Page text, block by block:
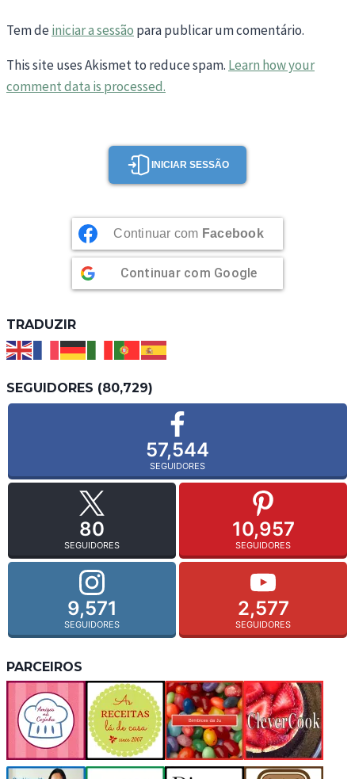
Tem deiniciar a sessão para publicar um comentário.
This site uses Akismet to reduce spam. Learn how your
comment data is processed.
INICIAR SESSÃO
Continuar com Facebook
Continuar com Google
TRADUZIR
SEGUIDORES (80,729)
57,544
SEGUIDORES
80
SEGUIDORES
10,957
SEGUIDORES
9,571
SEGUIDORES
2,577
SEGUIDORES
PARCEIROS